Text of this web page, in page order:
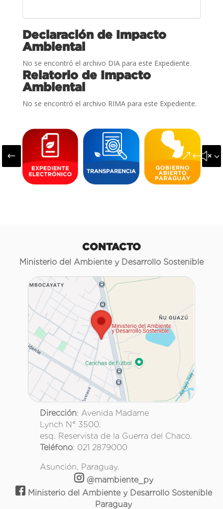
Declaración de Impacto
Ambiental
No se encontró el archivo DIA para este Expediente.
Relatorio de Impacto
Ambiental
No se encontró el archivo RIMA para este Expediente.
#
CONTACTO
Ministerio del Ambiente y Desarrollo Sostenible
Dirección: Avenida Madame
Lynch N° 3500.
esq. Reservista de la Guerra del Chaco.
Teléfono: 021 2879000
Asunción, Paraguay.
@mambiente_py
Ministerio del Ambiente y Desarrollo Sostenible
Paraguay